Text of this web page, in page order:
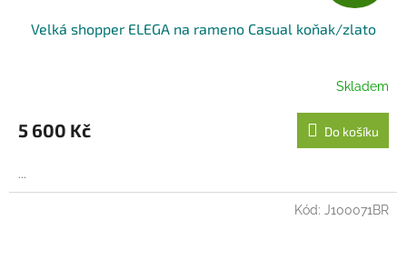
A
R
M
A
Velká shopper ELEGA na rameno Casual koňak/zlato
Skladem
5 600 Kč Do košíku
...
Kód: J100071BR